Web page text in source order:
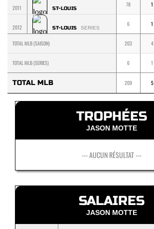
2011 ST-LOUIS
78 1
2012 ST-LOUIS SERIES
6 1
TOTAL MLB (SAISON) 203 4
TOTAL MLB (SERIES) 6 1
TOTAL MLB 209 5
TROPHÉES
JASON MOTTE
--- AUCUN RÉSULTAT ---
SALAIRES
JASON MOTTE